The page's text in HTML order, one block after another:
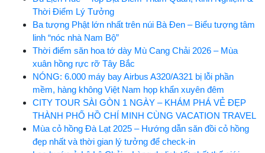
Thời Điểm Lý Tưởng
Ba tượng Phật lớn nhất trên núi Bà Đen – Biểu tượng tâm
linh “nóc nhà Nam Bộ”
Thời điểm săn hoa tớ dày Mù Cang Chải 2026 – Mùa
xuân hồng rực rỡ Tây Bắc
NÓNG: 6.000 máy bay Airbus A320/A321 bị lỗi phần
mềm, hàng không Việt Nam họp khẩn xuyên đêm
CITY TOUR SÀI GÒN 1 NGÀY – KHÁM PHÁ VẺ ĐẸP
THÀNH PHỐ HỒ CHÍ MINH CÙNG VACATION TRAVEL
Mùa cỏ hồng Đà Lạt 2025 – Hướng dẫn săn đồi cỏ hồng
đẹp nhất và thời gian lý tưởng để check-in